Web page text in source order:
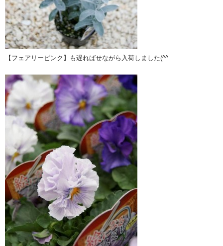
【フェアリーピンク】も遅ればせながら入荷しました(^^ゞ